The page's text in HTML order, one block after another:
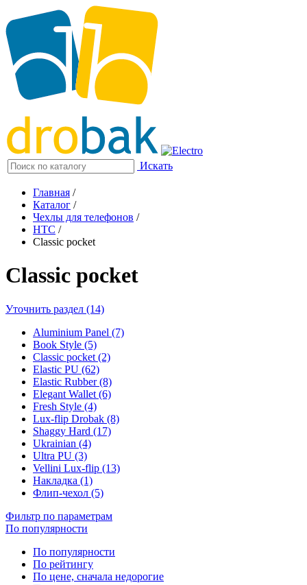
Искать
Главная /
Каталог /
Чехлы для телефонов /
HTC /
Classic pocket
Classic pocket
Уточнить раздел (14)
Aluminium Panel (7)
Book Style (5)
Classic pocket (2)
Elastic PU (62)
Elastic Rubber (8)
Elegant Wallet (6)
Fresh Style (4)
Lux-flip Drobak (8)
Shaggy Hard (17)
Ukrainian (4)
Ultra PU (3)
Vellini Lux-flip (13)
Накладка (1)
Флип-чехол (5)
Фильтр по параметрам
По популярности
По популярности
По рейтингу
По цене, сначала недорогие